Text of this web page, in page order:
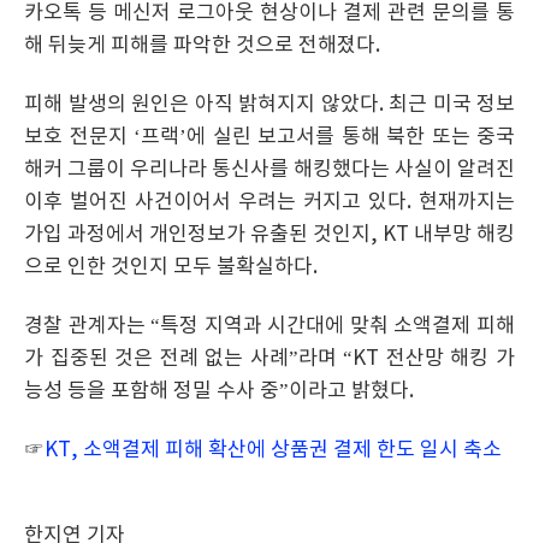
카오톡 등 메신저 로그아웃 현상이나 결제 관련 문의를 통
해 뒤늦게 피해를 파악한 것으로 전해졌다.
피해 발생의 원인은 아직 밝혀지지 않았다. 최근 미국 정보
보호 전문지 ‘프랙’에 실린 보고서를 통해 북한 또는 중국
해커 그룹이 우리나라 통신사를 해킹했다는 사실이 알려진
이후 벌어진 사건이어서 우려는 커지고 있다. 현재까지는
가입 과정에서 개인정보가 유출된 것인지, KT 내부망 해킹
으로 인한 것인지 모두 불확실하다.
경찰 관계자는 “특정 지역과 시간대에 맞춰 소액결제 피해
가 집중된 것은 전례 없는 사례”라며 “KT 전산망 해킹 가
능성 등을 포함해 정밀 수사 중”이라고 밝혔다.
☞KT, 소액결제 피해 확산에 상품권 결제 한도 일시 축소
한지연 기자